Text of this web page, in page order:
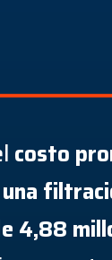
costo
4,88